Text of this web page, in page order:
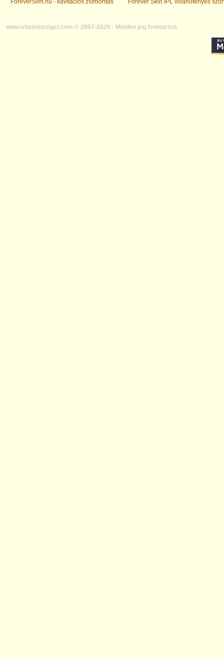
ForeverSlim.hu - kavitációs zsírbontás Forever Skin IPL villanófényes
www.vitaminsziget.com © 2007-2026 - Minden jog fenntartva